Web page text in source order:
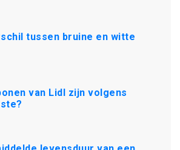
tussen bruine en witte
van Lidl zijn volgens